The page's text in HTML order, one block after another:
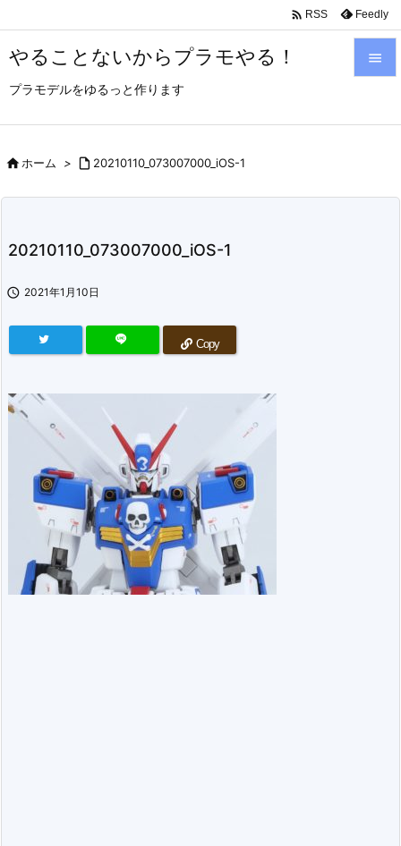
やることないからプラモやる！
プラモデルをゆるっと作ります

 RSS Feedly
ホーム >  20210110_073007000_iOS-1
20210110_073007000_iOS-1
 2021年1月10日
Copy